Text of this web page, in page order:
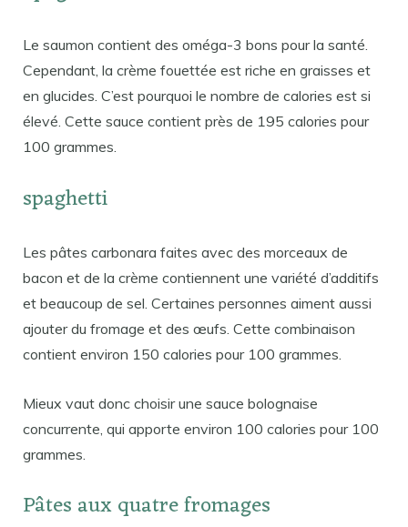
Le saumon contient des oméga-3 bons pour la santé.
Cependant, la crème fouettée est riche en graisses et
en glucides. C’est pourquoi le nombre de calories est si
élevé. Cette sauce contient près de 195 calories pour
100 grammes.
spaghetti
Les pâtes carbonara faites avec des morceaux de
bacon et de la crème contiennent une variété d’additifs
et beaucoup de sel. Certaines personnes aiment aussi
ajouter du fromage et des œufs. Cette combinaison
contient environ 150 calories pour 100 grammes.
Mieux vaut donc choisir une sauce bolognaise
concurrente, qui apporte environ 100 calories pour 100
grammes.
Pâtes aux quatre fromages